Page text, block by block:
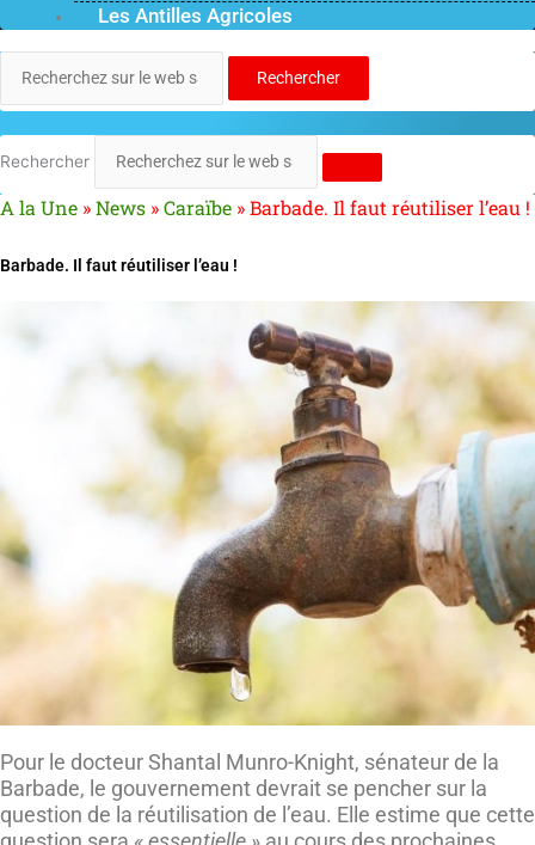
Les Antilles Agricoles
Rechercher
Rechercher
A la Une »News »Caraïbe »Barbade. Il faut réutiliser l’eau !
Barbade. Il faut réutiliser l’eau !
Pour le docteur Shantal Munro-Knight, sénateur de la
Barbade, le gouvernement devrait se pencher sur la
question de la réutilisation de l’eau. Elle estime que cette